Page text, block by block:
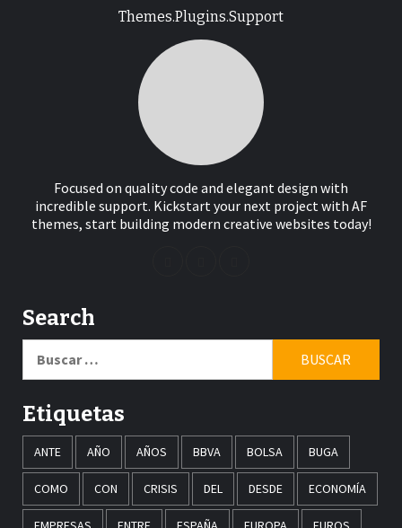
Themes.Plugins.Support
Focused on quality code and elegant design with
incredible support. Kickstart your next project with AF
themes, start building modern creative websites today!
Search
Etiquetas
ANTE AÑO AÑOS BBVA BOLSA BUGA
COMO CON CRISIS DEL DESDE ECONOMÍA